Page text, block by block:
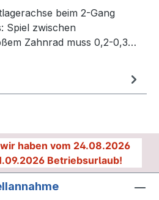
beim 2-Gang
Spiel zwischen
Zahnrad muss 0,2-0,3…
haben vom 24.08.2026
Betriebsurlaub!